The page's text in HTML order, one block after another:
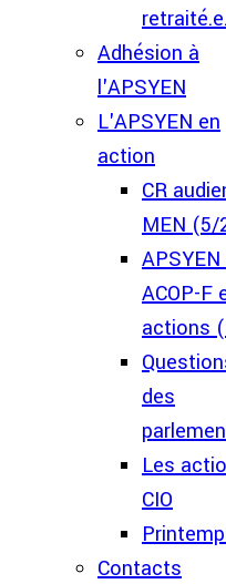
Adhésion à
l'APSYEN
L'APSYEN en
action
CR
MEN (5/
APSYEN
ACOP-F
actions
des
Les
CIO
Contacts